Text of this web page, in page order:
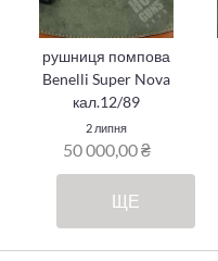
рушниця помпова
Benelli Super Nova
кал.12/89
2 липня
50 000,00 ₴
ЩЕ